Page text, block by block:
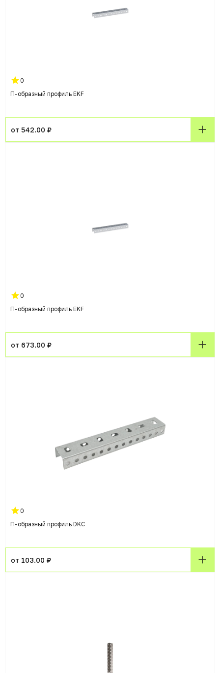
0
П-образный профиль EKF
от 542.00 ₽
0
П-образный профиль EKF
от 673.00 ₽
0
П-образный профиль DKC
от 103.00 ₽